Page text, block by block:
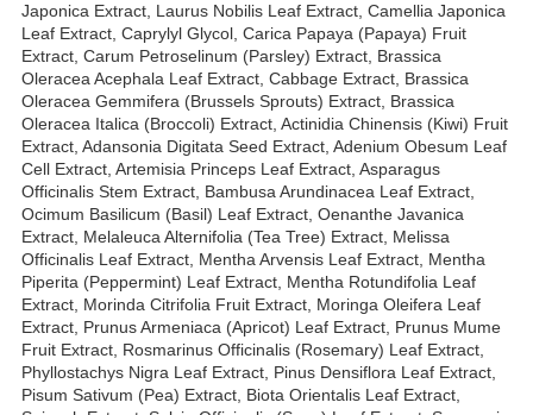
Japonica Extract, Laurus Nobilis Leaf Extract, Camellia Japonica
Leaf Extract, Caprylyl Glycol, Carica Papaya (Papaya) Fruit
Extract, Carum Petroselinum (Parsley) Extract, Brassica
Oleracea Acephala Leaf Extract, Cabbage Extract, Brassica
Oleracea Gemmifera (Brussels Sprouts) Extract, Brassica
Oleracea Italica (Broccoli) Extract, Actinidia Chinensis (Kiwi) Fruit
Extract, Adansonia Digitata Seed Extract, Adenium Obesum Leaf
Cell Extract, Artemisia Princeps Leaf Extract, Asparagus
Officinalis Stem Extract, Bambusa Arundinacea Leaf Extract,
Ocimum Basilicum (Basil) Leaf Extract, Oenanthe Javanica
Extract, Melaleuca Alternifolia (Tea Tree) Extract, Melissa
Officinalis Leaf Extract, Mentha Arvensis Leaf Extract, Mentha
Piperita (Peppermint) Leaf Extract, Mentha Rotundifolia Leaf
Extract, Morinda Citrifolia Fruit Extract, Moringa Oleifera Leaf
Extract, Prunus Armeniaca (Apricot) Leaf Extract, Prunus Mume
Fruit Extract, Rosmarinus Officinalis (Rosemary) Leaf Extract,
Phyllostachys Nigra Leaf Extract, Pinus Densiflora Leaf Extract,
Pisum Sativum (Pea) Extract, Biota Orientalis Leaf Extract,